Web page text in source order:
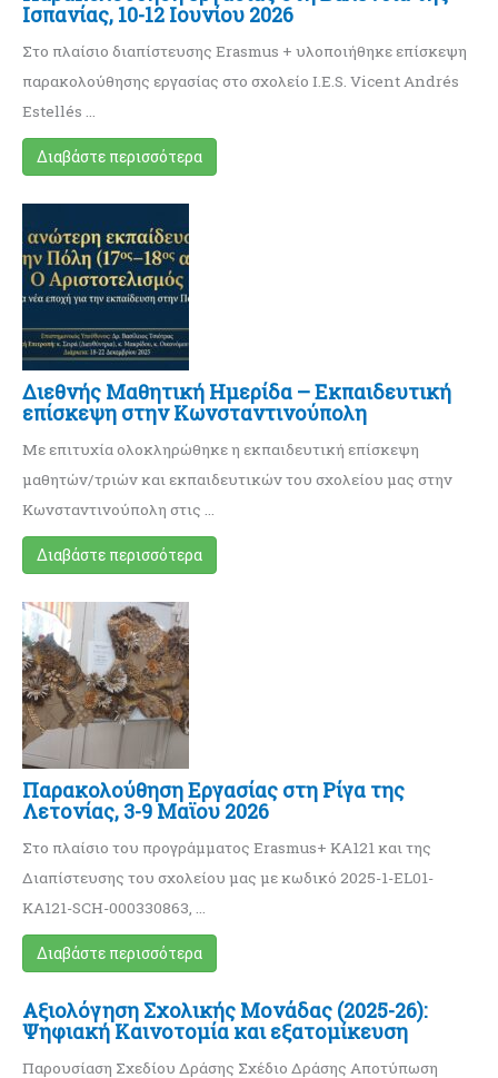
Ισπανίας, 10-12 Ιουνίου 2026
Στο πλαίσιο διαπίστευσης Erasmus + υλοποιήθηκε επίσκεψη
παρακολούθησης εργασίας στο σχολείο I.E.S. Vicent Andrés
Estellés …
Διαβάστε περισσότερα
Διεθνής Mαθητική Ημερίδα – Eκπαιδευτική
επίσκεψη στην Κωνσταντινούπολη
Με επιτυχία ολοκληρώθηκε η εκπαιδευτική επίσκεψη
μαθητών/τριών και εκπαιδευτικών του σχολείου μας στην
Κωνσταντινούπολη στις …
Διαβάστε περισσότερα
Παρακολούθηση Εργασίας στη Ρίγα της
Λετονίας, 3-9 Μαϊου 2026
Στο πλαίσιο του προγράμματος Erasmus+ KA121 και της
Διαπίστευσης του σχολείου μας με κωδικό 2025-1-EL01-
KA121-SCH-000330863, …
Διαβάστε περισσότερα
Αξιολόγηση Σχολικής Μονάδας (2025-26):
Ψηφιακή Καινοτομία και εξατομίκευση
Παρουσίαση Σχεδίου Δράσης Σχέδιο Δράσης Αποτύπωση